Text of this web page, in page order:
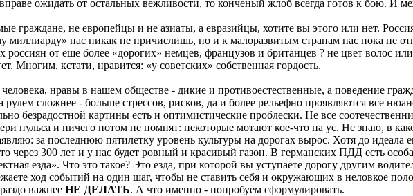
ожидать от остальных вежливости, то конченый жлоб всегда готов к бою. И
граждане, не европейцы и не азиаты, а евразийцы, хотите вы этого или нет.
миллиарду» нас никак не причислишь, но и к малоразвитым странам нас пока не
россиян от еще более «дорогих» немцев, французов и британцев ? не цвет волос
Многим, кстати, нравится: «у советских» собственная гордость.
нравы в нашем обществе - дикие и противоестественные, а поведение
сложнее - больше стрессов, рисков, да и более рельефно проявляются все
безрадостной картины есть и оптимистические проблески. Не все
пульса и ничего потом не помнят: некоторые мотают кое-что на ус. Не знаю, в
за последнюю пятилетку уровень культуры на дорогах вырос. Хотя до идеала
через 300 лет и у нас будет ровный и красивый газон. В германских ПДД есть
езда». Что это такое? Это езда, при которой вы уступаете дорогу другим
ход событий на один шаг, чтобы не ставить себя и окружающих в неловкое
важнее НЕ ДЕЛАТЬ. А что именно - попробуем сформулировать.